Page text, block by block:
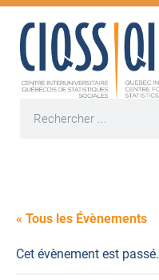
« Tous les Évènements
Cet évènement est passé.